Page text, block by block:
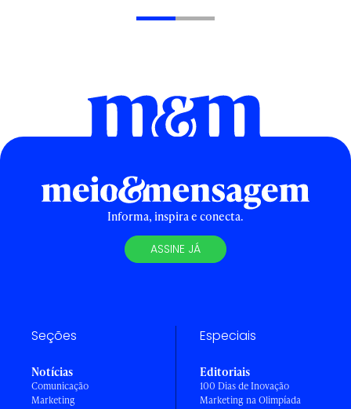
Informa, inspira e conecta.
ASSINE JÁ
Seções
Notícias
Comunicação
Marketing
Especiais
Editoriais
100 Dias de Inovação
Marketing na Olimpíada